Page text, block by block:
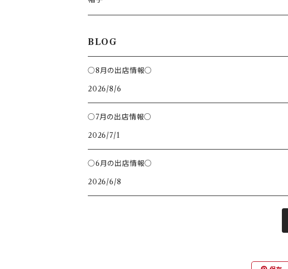
クリップ
バターナイフ
さかな
とり
BLOG
○8月の出店情報○
2026/8/6
○7月の出店情報○
2026/7/1
○6月の出店情報○
2026/6/8